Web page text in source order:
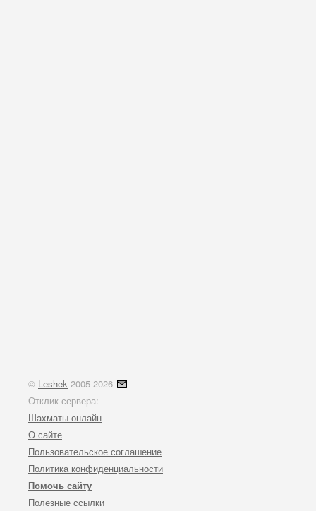
© Leshek 2005-2026
Отклик сервера: -
Шахматы онлайн
О сайте
Пользовательское соглашение
Политика конфиденциальности
Помочь сайту
Полезные ссылки